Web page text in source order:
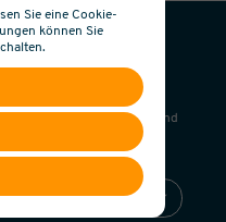
für diese
Kontakt mit Ihnen auf und
Sie eine Cookie-
können Sie